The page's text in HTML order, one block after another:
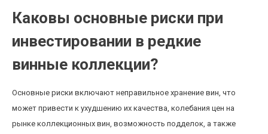
Каковы основные риски при
инвестировании в редкие
винные коллекции?
Основные риски включают неправильное хранение вин, что
может привести к ухудшению их качества, колебания цен на
рынке коллекционных вин, возможность подделок, а также